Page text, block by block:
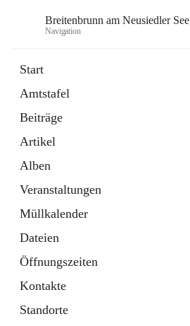
Breitenbrunn am Neusiedler See
Navigation
Start
Amtstafel
Beiträge
Artikel
Alben
Veranstaltungen
Müllkalender
Dateien
Öffnungszeiten
Kontakte
Standorte
18 Schnellzugriffe
Gemeindeservice